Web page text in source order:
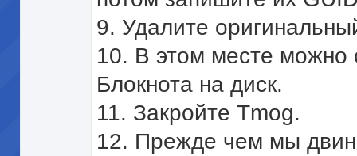
9. Удалите
10. В этом месте можно
Блокнота на диск.
11. Закройте Tmog.
12. Прежде чем мы